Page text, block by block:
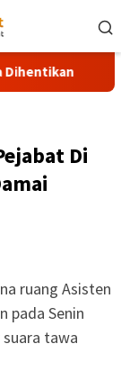
Di
ruang Asisten
pada Senin
tawa